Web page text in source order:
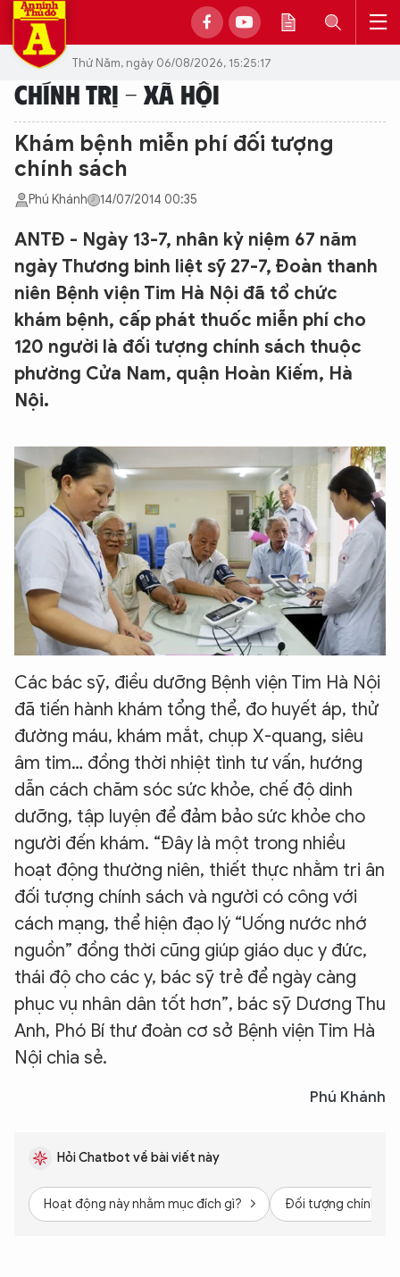
Thứ Năm, ngày 06/08/2026, 15:25:17
CHÍNH TRỊ - XÃ HỘI
Khám bệnh miễn phí đối tượng
chính sách
Phú Khánh 14/07/2014 00:35
ANTĐ - Ngày 13-7, nhân kỷ niệm 67 năm
ngày Thương binh liệt sỹ 27-7, Đoàn thanh
niên Bệnh viện Tim Hà Nội đã tổ chức
khám bệnh, cấp phát thuốc miễn phí cho
120 người là đối tượng chính sách thuộc
phường Cửa Nam, quận Hoàn Kiếm, Hà
Nội.
Các bác sỹ, điều dưỡng Bệnh viện Tim Hà Nội
đã tiến hành khám tổng thể, đo huyết áp, thử
đường máu, khám mắt, chụp X-quang, siêu
âm tim… đồng thời nhiệt tình tư vấn, hướng
dẫn cách chăm sóc sức khỏe, chế độ dinh
dưỡng, tập luyện để đảm bảo sức khỏe cho
người đến khám. “Đây là một trong nhiều
hoạt động thường niên, thiết thực nhằm tri ân
đối tượng chính sách và người có công với
cách mạng, thể hiện đạo lý “Uống nước nhớ
nguồn” đồng thời cũng giúp giáo dục y đức,
thái độ cho các y, bác sỹ trẻ để ngày càng
phục vụ nhân dân tốt hơn”, bác sỹ Dương Thu
Anh, Phó Bí thư đoàn cơ sở Bệnh viện Tim Hà
Nội chia sẻ.
Phú Khánh
Hỏi Chatbot về bài viết này
Hoạt động này nhằm mục đích gì? Đối tượng chính